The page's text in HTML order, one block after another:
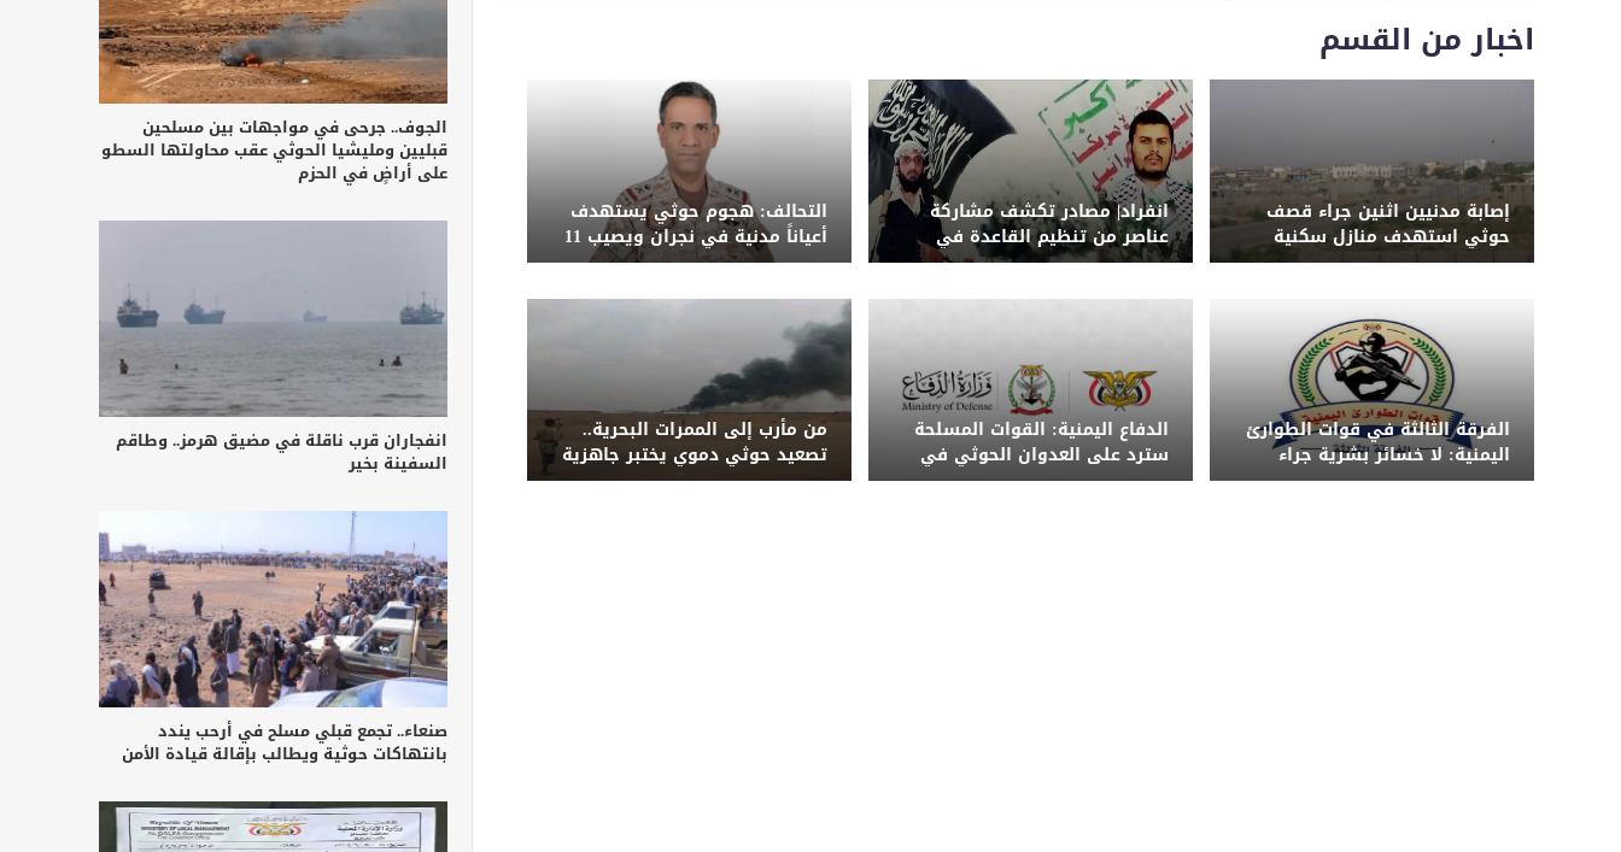
اخبار من القسم
إصابة مدنيين اثنين جراء قصف
حوثي استهدف منازل سكنية
جنوب الحديدة
انفراد| مصادر تكشف مشاركة
عناصر من تنظيم القاعدة في
الهجوم الحوثي على معسكر
التحالف: هجوم حوثي يستهدف
أعياناً مدنية في نجران ويصيب 11
مدنياً بينهم امرأة وطفل
الفرقة الثالثة في قوات الطوارئ
اليمنية: لا خسائر بشرية جراء
الضربة ونحذر من تداول الشائعات
الدفاع اليمنية: القوات المسلحة
سترد على العدوان الحوثي في
الزمان والمكان المناسبين
من مأرب إلى الممرات البحرية..
تصعيد حوثي دموي يختبر جاهزية
الحكومة اليمنية
الجوف.. جرحى في مواجهات بين مسلحين
قبليين ومليشيا الحوثي عقب محاولتها السطو
على أراضٍ في الحزم
انفجاران قرب ناقلة في مضيق هرمز.. وطاقم
السفينة بخير
صنعاء.. تجمع قبلي مسلح في أرحب يندد
بانتهاكات حوثية ويطالب بإقالة قيادة الأمن